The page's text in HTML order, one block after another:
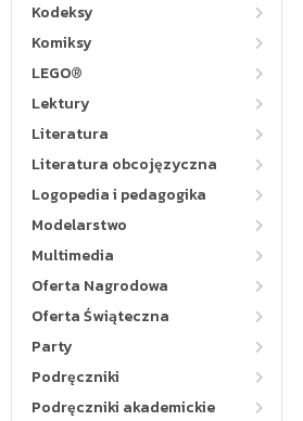
Kodeksy
Komiksy
LEGO®
Lektury
Literatura
Literatura obcojęzyczna
Logopedia i pedagogika
Modelarstwo
Multimedia
Oferta Nagrodowa
Oferta Świąteczna
Party
Podręczniki
Podręczniki akademickie